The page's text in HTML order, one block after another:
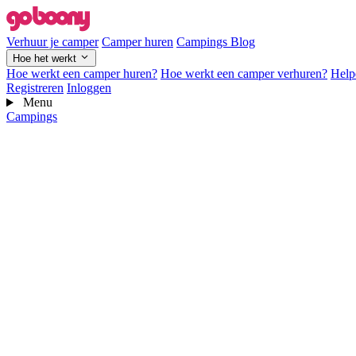
Verhuur je camper Camper huren Campings Blog
Hoe het werkt
Hoe werkt een camper huren? Hoe werkt een camper verhuren?
Registreren Inloggen
Menu
Campings